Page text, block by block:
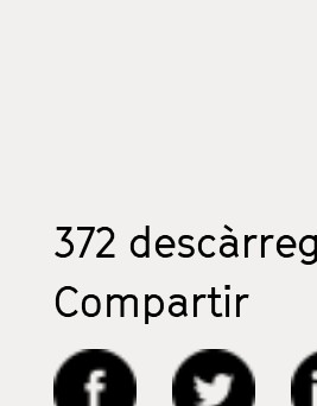
372
Compartir